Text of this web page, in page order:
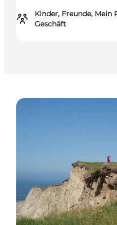
Kinder, Freunde, Mein
Geschäft